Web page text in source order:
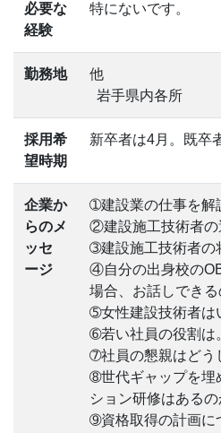
必要な
経験
特にないです。
勤務地
他
岩手県内各所
採用希
望時期
新卒者は4月。既卒
企業か
らのメ
ッセ
ージ
➀建設業の仕事を解
②建設施工技術者の
➂建設施工技術者の
④自分の出身校の
場合、お話しできる
➄女性建設技術者は
➅若い社員の役割は
➆社員の懇親はどう
➇世代ギャップを埋
ション研修はあるの
➈資格取得の計画に